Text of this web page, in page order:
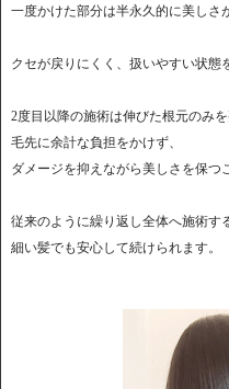
一度かけた部分は半永久的に美しさ
クセが戻りにくく、扱いやすい状態
2度目以降の施術は伸びた根元のみを
毛先に余計な負担をかけず、
ダメージを抑えながら美しさを保つ
従来のように繰り返し全体へ施術す
細い髪でも安心して続けられます。